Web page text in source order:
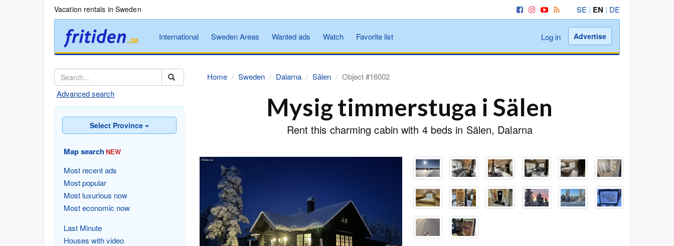
Vacation rentals in Sweden SE | EN | DE
International Sweden Areas Wanted ads Watch Favorite list Log in Advertise
Advanced search
Select Province
Map searchNEW
Most recent ads
Most popular
Most luxurious now
Most economic now
Last Minute
Houses with video
Home Sweden Dalarna Sälen Object #16002
Mysig timmerstuga i Sälen
Rent this charming cabin with 4 beds in Sälen, Dalarna